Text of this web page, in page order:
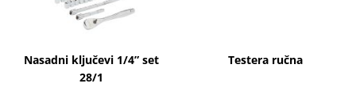
Nasadni ključevi 1/4” set
28/1
Testera ručna